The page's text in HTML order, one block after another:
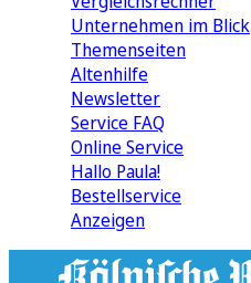
Unternehmen im Blick
Themenseiten
Altenhilfe
Newsletter
Service FAQ
Online Service
Hallo Paula!
Bestellservice
Anzeigen